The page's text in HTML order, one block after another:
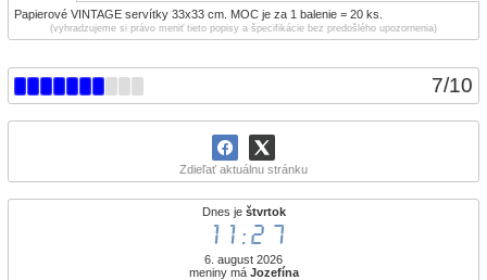
7/10
Zdieľať aktuálnu stránku
Dnes je štvrtok
11:27
6. august 2026
meniny má Jozefína
Papierové VINTAGE servítky 33x33 cm. MOC je za 1 balenie = 20 ks.
(vyhradzujeme si právo meniť tieto popisy a špecifikácie bez predošlého upozornenia)